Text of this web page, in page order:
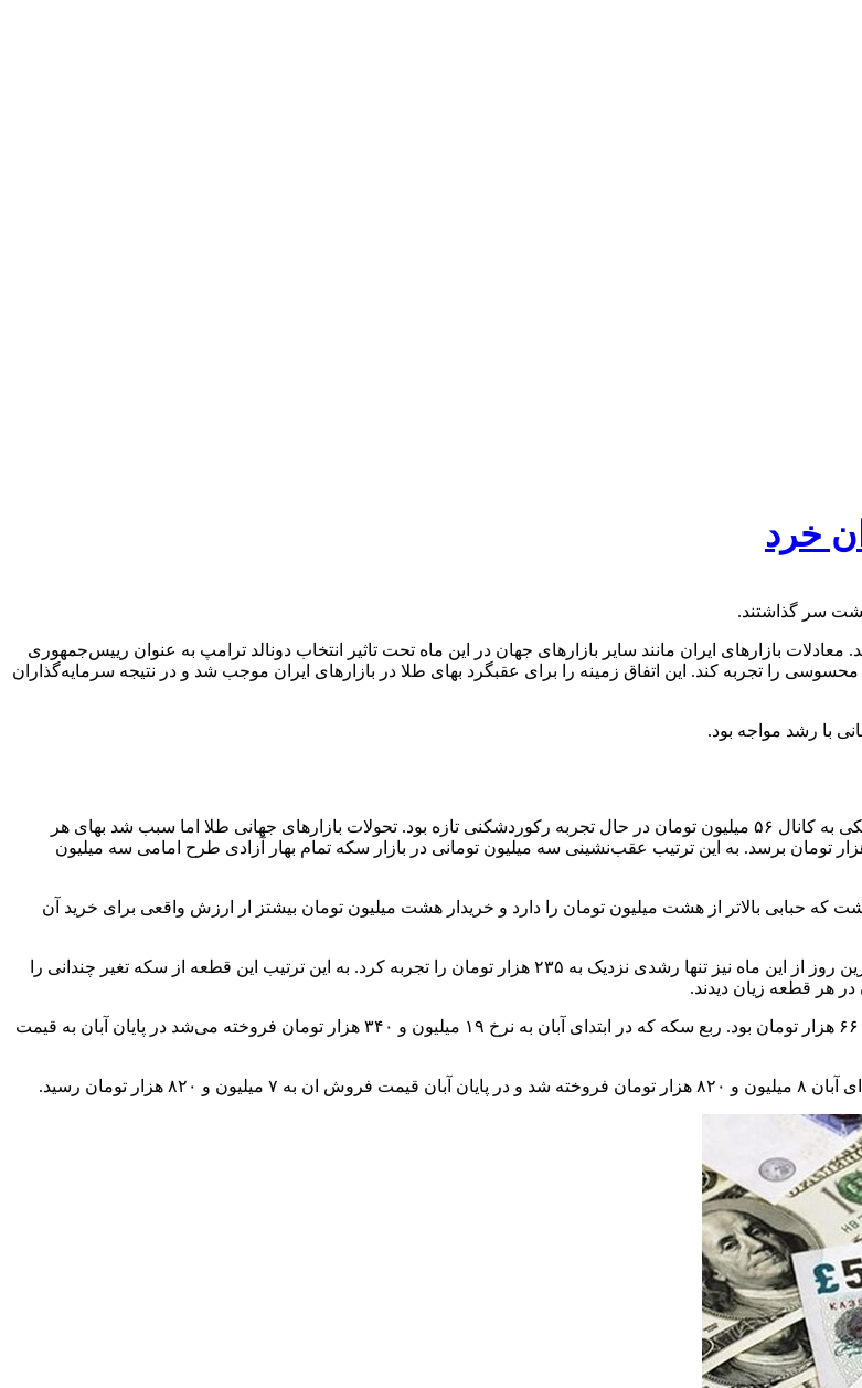
خرد
سر گذاشتند.
بازارهای ایران مانند سایر بازارهای جهان در این ماه تحت تاثیر انتخاب دونالد ترامپ به عنوان رییس‌جمهوری
را تجربه کند. این اتفاق زمینه را برای عقبگرد بهای طلا در بازارهای ایران موجب شد و در نتیجه سرمایه‌گذاران
با رشد مواجه بود.
قیمت سکه امامی در اولین روز از آبان ماه از مرز ۵۵ میلیون تومان گذشته بود و با نزدیکی به کانال ۵۶ میلیون تومان در حال تجربه رکوردشکنی تازه بود. تحولات بازارهای جهانی طلا اما سبب شد بهای هر
سکه تمام بهار آزادی در آخرین روز آبان و اولین روز آذرماه به ۵۲ میلیون و ۸۱۵ هزار تومان برسد. به این ترتیب عقب‌نشینی سه میلیون تومانی در بازار سکه تمام بهار آزادی طرح امامی سه میلیون
که حبابی بالاتر از هشت میلیون تومان را دارد و خریدار هشت میلیون تومان بیشتز ار ارزش واقعی برای خرید آن
قیمت سکه تمام بهار طرح قدیم نیز در اولین روز آبان ماه ۴۹ میلیون تومان بود و در آخرین روز از این ماه نیز تنها رشدی نزدیک به ۲۳۵ هزار تومان را تجربه کرد. به این ترتیب این قطعه از سکه تغیر چندانی را
هر قطعه زیان دیدند.
قیمت نیم سکه در ابتدای ماه ۲۹ میلیون و ۶۶۰ هزار تومان و در پایان ماه ۲۶ میلیون و ۶۶۰ هزار تومان بود. ربع سکه که در ابتدای آبان به نرخ ۱۹ میلیون و ۳۴۰ هزار تومان فروخته می‌شد در پایان آبان به قیمت
تومان رسید.